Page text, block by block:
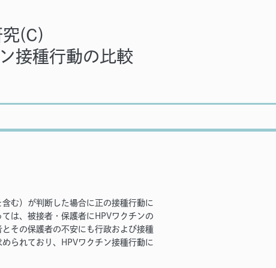
究(C)
接種行動の比較
む）が判断した場合に正の接種行動に
は、被接者・保護者にHPVワクチンの
その保護者の不安にも行政および接種
られており、HPVワクチン接種行動に